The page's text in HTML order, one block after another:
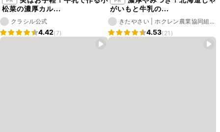
松菜の濃厚カル...
クラシル公式
4.42(7)
がいもと牛乳の...
きたやさい | ホクレン農業協同組合
会
4.53(21)